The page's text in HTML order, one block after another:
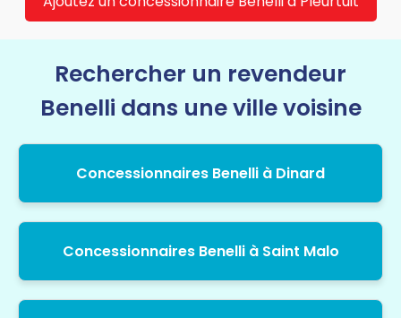
Rechercher un revendeur
Benelli dans une ville voisine
Concessionnaires Benelli à Dinard
Concessionnaires Benelli à Saint Malo